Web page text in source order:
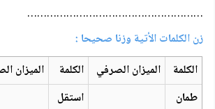
………………………………………………
زن الكلمات الأتية وزنا صحيحا :
الكلمة
الميزان الصرفي الكلمة
الميزان
طمان
استقل